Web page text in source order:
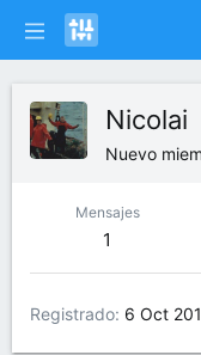
Nicolai
Nuevo
Mensajes
1
Registrado 6 Oct